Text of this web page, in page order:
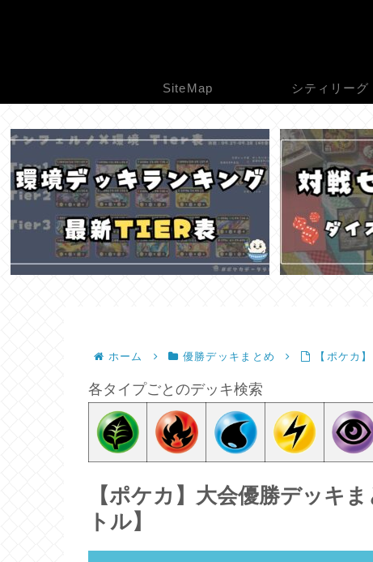
SiteMap シティリーグ
ホーム 優勝デッキまとめ 【ポケカ
各タイプごとのデッキ検索
【ポケカ】大会優勝デッキ
トル】